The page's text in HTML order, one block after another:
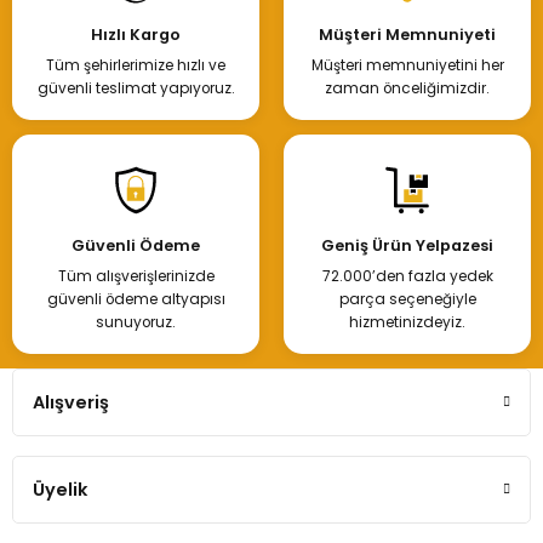
Hızlı Kargo
Tüm şehirlerimize hızlı ve
güvenli teslimat yapıyoruz.
Müşteri Memnuniyeti
Müşteri memnuniyetini her
zaman önceliğimizdir.
Güvenli Ödeme
Tüm alışverişlerinizde
güvenli ödeme altyapısı
sunuyoruz.
Geniş Ürün Yelpazesi
72.000’den fazla yedek
parça seçeneğiyle
hizmetinizdeyiz.
Alışveriş
Üyelik